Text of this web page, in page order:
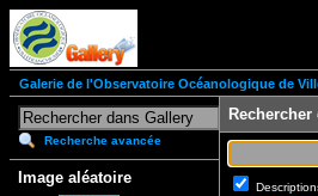
Galerie de l'Observatoire Océanologique de
Recherche avancée
Image aléatoire